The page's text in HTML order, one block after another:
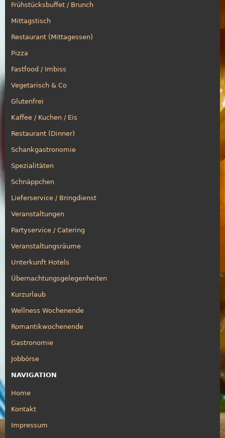
Frühstücksbuffet / Brunch
Mittagstisch
Restaurant (Mittagessen)
Pizza
Fastfood / Imbiss
Vegetarisch & Co
Glutenfrei
Kaffee / Kuchen / Eis
Restaurant (Dinner)
Schankgastronomie
Spezialitäten
Schnäppchen
Lieferservice / Bringdienst
Veranstaltungen
Partyservice / Catering
Veranstaltungsräume
Unterkunft Hotels
Übernachtungsgelegenheiten
Kurzurlaub
Wellness Wochenende
Romantikwochenende
Gastronomie
Jobbörse
NAVIGATION
Home
Kontakt
Impressum